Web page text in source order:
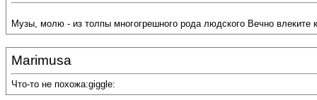
Музы, молю - из толпы многогрешного рода людского Вечно влеките
Marimusa
Что-то не похожа:giggle: